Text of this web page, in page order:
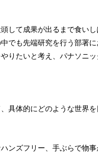
して成果が出るまで食い
でも先端研究を行う部署
りたいと考え、パナソニ
具体的にどのような世界を
ンズフリー、手ぶらで物事